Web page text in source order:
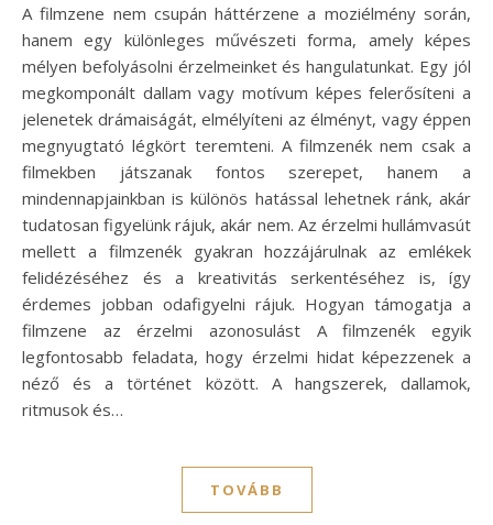
A filmzene nem csupán háttérzene a moziélmény során,
hanem egy különleges művészeti forma, amely képes
mélyen befolyásolni érzelmeinket és hangulatunkat. Egy jól
megkomponált dallam vagy motívum képes felerősíteni a
jelenetek drámaiságát, elmélyíteni az élményt, vagy éppen
megnyugtató légkört teremteni. A filmzenék nem csak a
filmekben játszanak fontos szerepet, hanem a
mindennapjainkban is különös hatással lehetnek ránk, akár
tudatosan figyelünk rájuk, akár nem. Az érzelmi hullámvasút
mellett a filmzenék gyakran hozzájárulnak az emlékek
felidézéséhez és a kreativitás serkentéséhez is, így
érdemes jobban odafigyelni rájuk. Hogyan támogatja a
filmzene az érzelmi azonosulást A filmzenék egyik
legfontosabb feladata, hogy érzelmi hidat képezzenek a
néző és a történet között. A hangszerek, dallamok,
ritmusok és…
TOVÁBB